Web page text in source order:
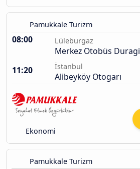
Pamukkale Turizm
08:00 Lüleburgaz
Merkez Otobüs Duragi
11:20
İstanbul
Alibeyköy Otogarı
Ekonomi
Pamukkale Turizm